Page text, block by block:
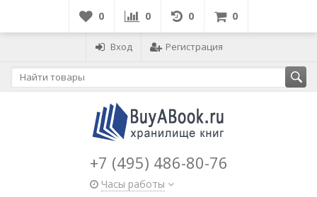
0 0 0 0
Вход Регистрация
+7 (495) 486-80-76
Часы работы